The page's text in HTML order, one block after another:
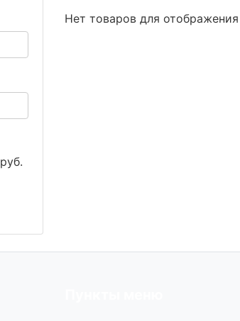
руб.
Нет товаров для отображения